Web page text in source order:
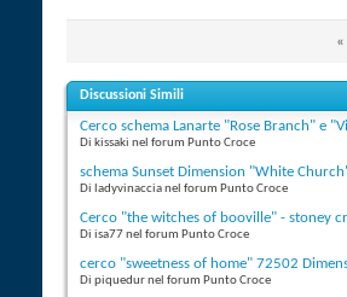
«
Discussioni Simili
Cerco schema Lanarte "Rose Branch" e
Di kissaki nel forum Punto Croce
schema Sunset Dimension "White
Di ladyvinaccia nel forum Punto Croce
Cerco "the witches of booville" - stoney
Di isa77 nel forum Punto Croce
cerco "sweetness of home" 72502
Di piquedur nel forum Punto Croce